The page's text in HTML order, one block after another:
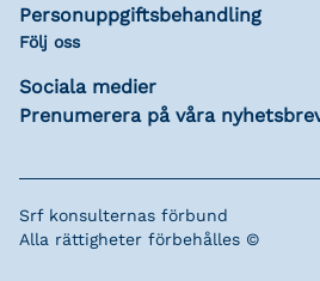
Personuppgiftsbehandling
Följ oss
Sociala medier
Prenumerera på våra
Srf konsulternas förbund
Alla rättigheter förbehålles ©